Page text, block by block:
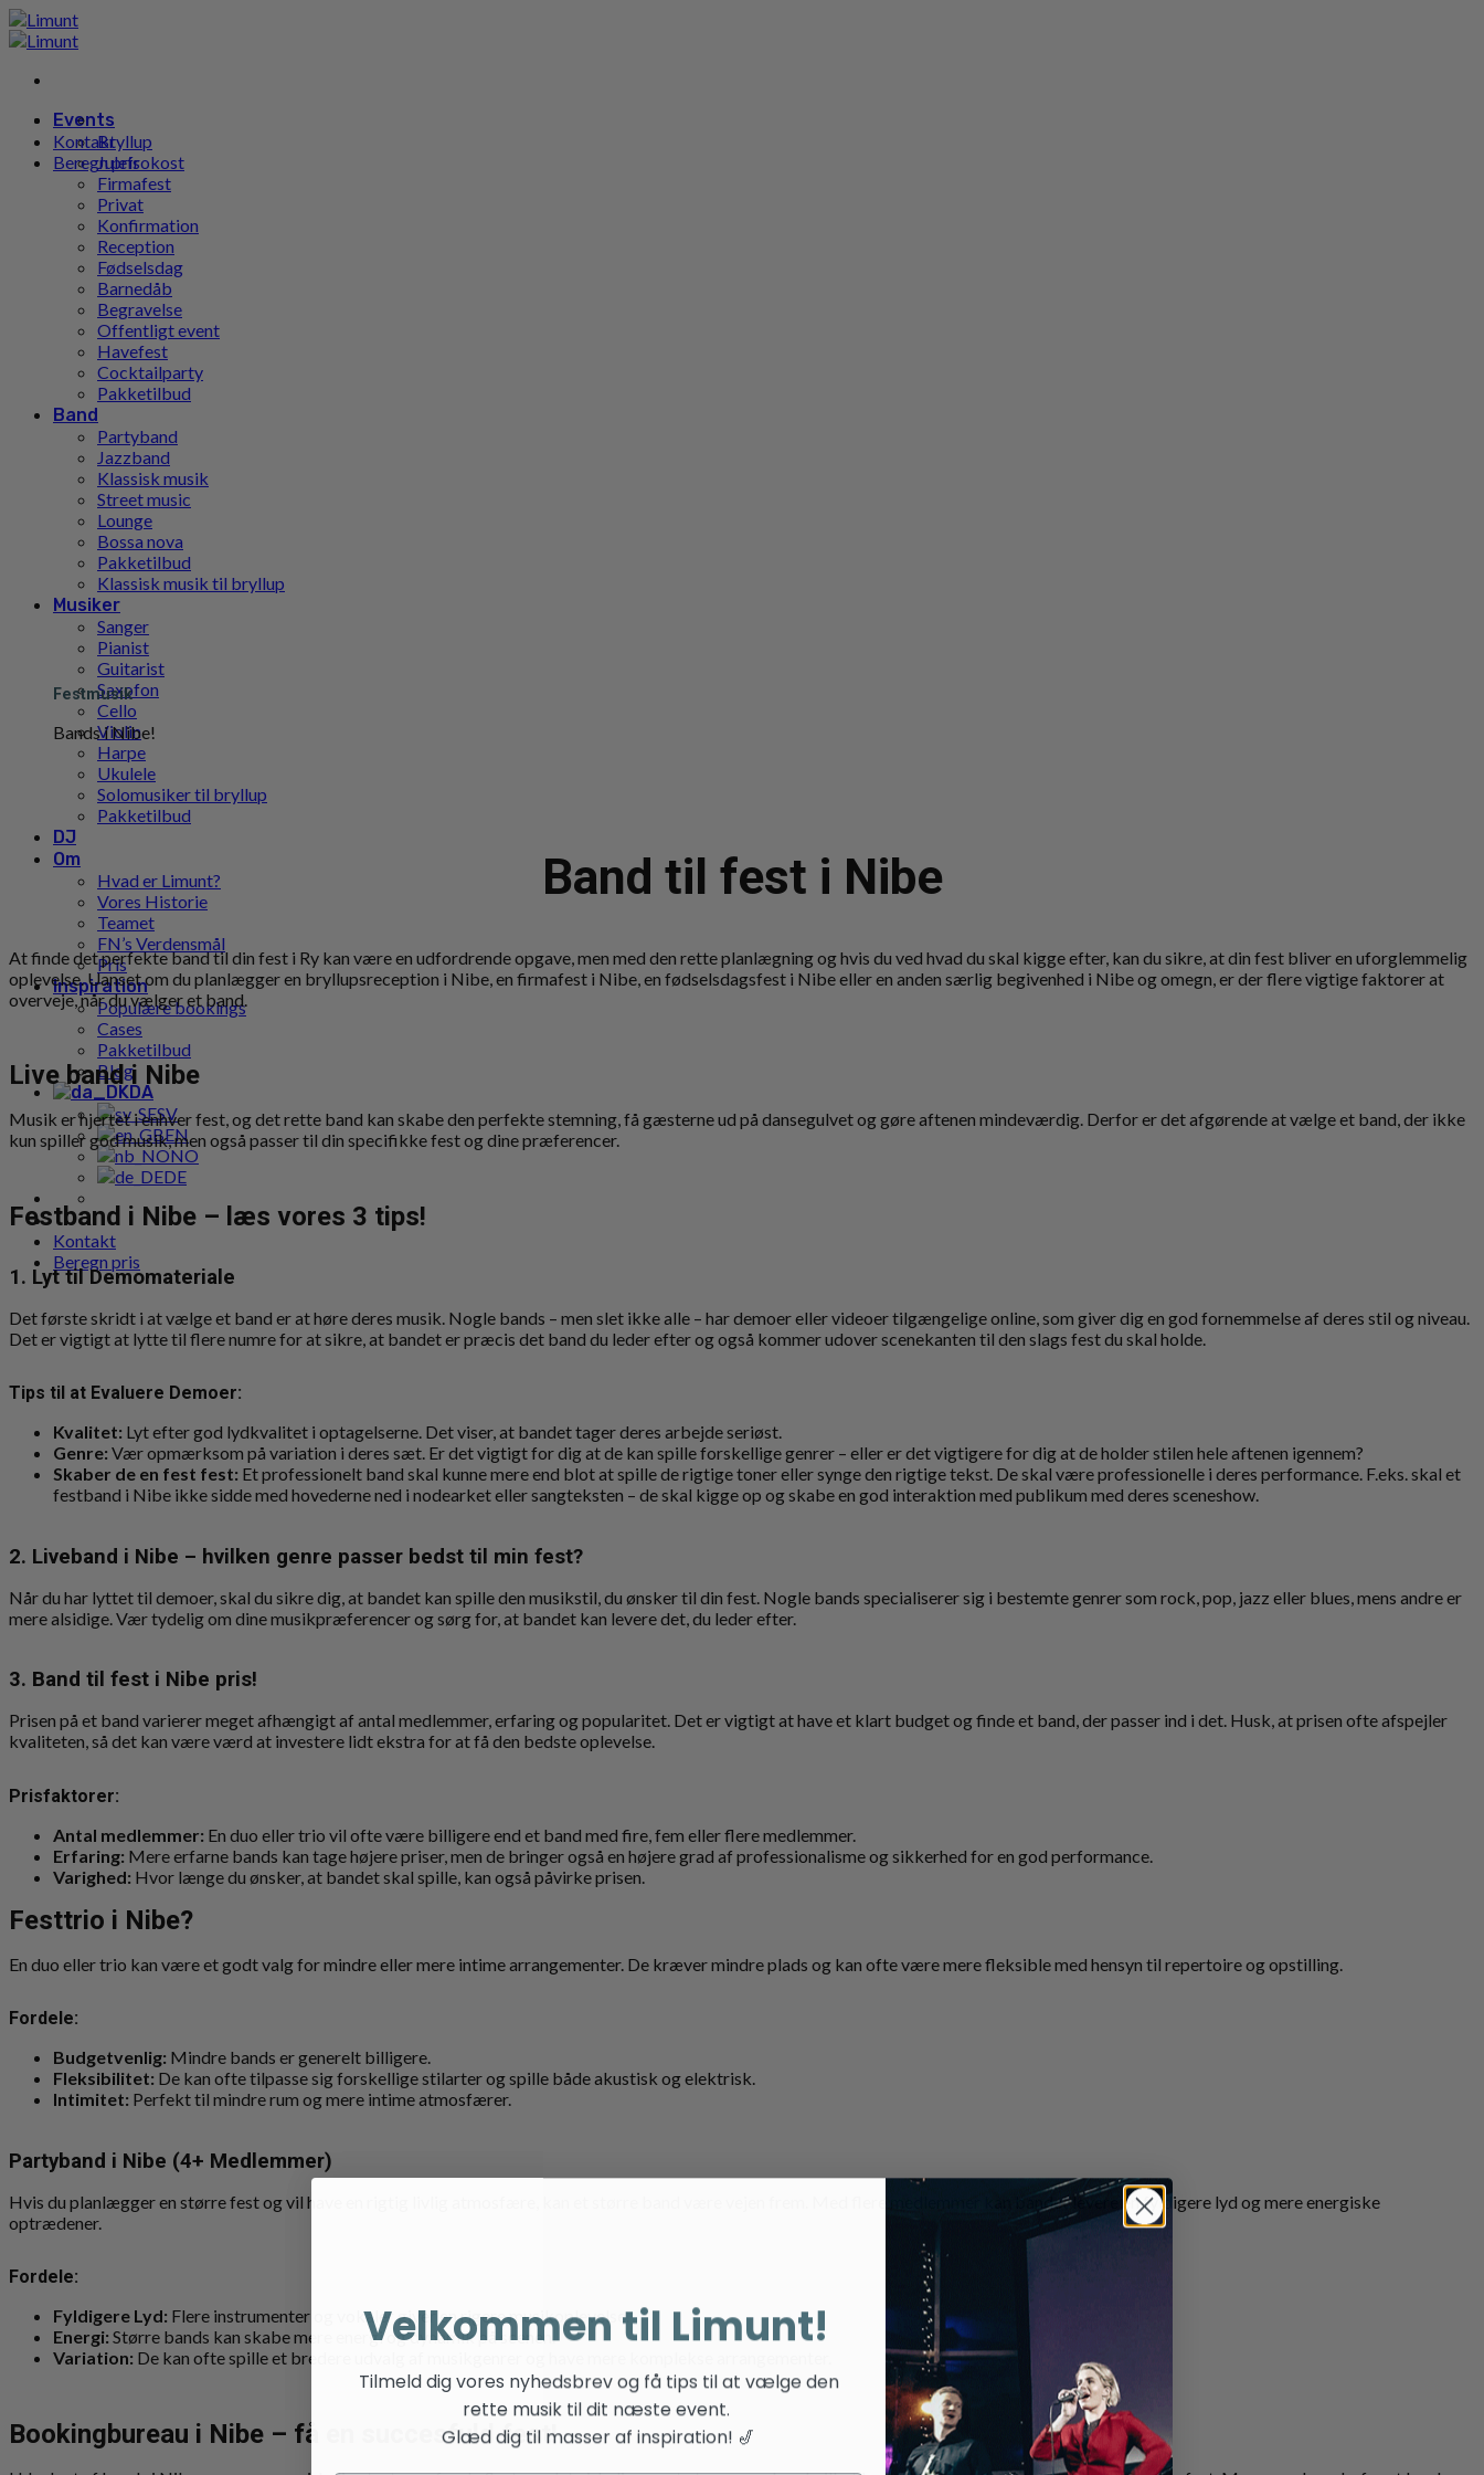
Gå
til
Events
Bryllup
Julefrokost
Firmafest
Privat
Konfirmation
Reception
Fødselsdag
Barnedåb
Begravelse
Offentligt event
Havefest
Cocktailparty
Pakketilbud
Band
Partyband
Jazzband
Klassisk musik
Street music
Lounge
Bossa nova
Pakketilbud
Klassisk musik til bryllup
Musiker
Sanger
Pianist
Guitarist
Saxofon
Cello
Violin
Harpe
Ukulele
Solomusiker til bryllup
Pakketilbud
DJ
Om
Hvad er Limunt?
Vores Historie
Teamet
FN’s Verdensmål
Pris
Inspiration
Populære bookings
Cases
Pakketilbud
Blog
DA
SV
EN
NO
DE
Kontakt
Beregn pris
Kontakt
Beregn pris
Festmusik
Bands i Nibe!
Band til fest i Nibe
At finde det perfekte band til din fest i Ry kan være en udfordrende opgave, men med den rette planlægning og hvis du ved hvad du skal kigge efter, kan du sikre, at din fest bliver en uforglemmelig
oplevelse. Uanset om du planlægger en bryllupsreception i Nibe, en firmafest i Nibe, en fødselsdagsfest i Nibe eller en anden særlig begivenhed i Nibe og omegn, er der flere vigtige faktorer at
overveje, når du vælger et band.
Live band i Nibe
Musik er hjertet i enhver fest, og det rette band kan skabe den perfekte stemning, få gæsterne ud på dansegulvet og gøre aftenen mindeværdig. Derfor er det afgørende at vælge et band, der ikke
kun spiller god musik, men også passer til din specifikke fest og dine præferencer.
Festband i Nibe – læs vores 3 tips!
1. Lyt til Demomateriale
Det første skridt i at vælge et band er at høre deres musik. Nogle bands – men slet ikke alle – har demoer eller videoer tilgængelige online, som giver dig en god fornemmelse af deres stil og niveau.
Det er vigtigt at lytte til flere numre for at sikre, at bandet er præcis det band du leder efter og også kommer udover scenekanten til den slags fest du skal holde.
Tips til at Evaluere Demoer:
Kvalitet: Lyt efter god lydkvalitet i optagelserne. Det viser, at bandet tager deres arbejde seriøst.
Genre: Vær opmærksom på variation i deres sæt. Er det vigtigt for dig at de kan spille forskellige genrer – eller er det vigtigere for dig at de holder stilen hele aftenen igennem?
Skaber de en fest fest: Et professionelt band skal kunne mere end blot at spille de rigtige toner eller synge den rigtige tekst. De skal være professionelle i deres performance. F.eks. skal et
festband i Nibe ikke sidde med hovederne ned i nodearket eller sangteksten – de skal kigge op og skabe en god interaktion med publikum med deres sceneshow.
2. Liveband i Nibe – hvilken genre passer bedst til min fest?
Når du har lyttet til demoer, skal du sikre dig, at bandet kan spille den musikstil, du ønsker til din fest. Nogle bands specialiserer sig i bestemte genrer som rock, pop, jazz eller blues, mens andre er
mere alsidige. Vær tydelig om dine musikpræferencer og sørg for, at bandet kan levere det, du leder efter.
3. Band til fest i Nibe pris!
Prisen på et band varierer meget afhængigt af antal medlemmer, erfaring og popularitet. Det er vigtigt at have et klart budget og finde et band, der passer ind i det. Husk, at prisen ofte afspejler
kvaliteten, så det kan være værd at investere lidt ekstra for at få den bedste oplevelse.
Prisfaktorer:
Antal medlemmer: En duo eller trio vil ofte være billigere end et band med fire, fem eller flere medlemmer.
Erfaring: Mere erfarne bands kan tage højere priser, men de bringer også en højere grad af professionalisme og sikkerhed for en god performance.
Varighed: Hvor længe du ønsker, at bandet skal spille, kan også påvirke prisen.
Festtrio i Nibe?
En duo eller trio kan være et godt valg for mindre eller mere intime arrangementer. De kræver mindre plads og kan ofte være mere fleksible med hensyn til repertoire og opstilling.
Fordele:
Budgetvenlig: Mindre bands er generelt billigere.
Fleksibilitet: De kan ofte tilpasse sig forskellige stilarter og spille både akustisk og elektrisk.
Intimitet: Perfekt til mindre rum og mere intime atmosfærer.
Partyband i Nibe (4+ Medlemmer)
Hvis du planlægger en større fest og vil have en rigtig livlig atmosfære, kan et større band være vejen frem. Med flere medlemmer kan bandet levere en fyldigere lyd og mere energiske
optrædener.
Fordele:
Fyldigere Lyd: Flere instrumenter og vokaler giver en rigere musikoplevelse.
Energi: Større bands kan skabe mere energi og dynamik på scenen.
Variation: De kan ofte spille et bredere udvalg af musikgenrer og have mere komplekse arrangementer.
Bookingbureau i Nibe – få en succesfuld fest!
Velkommen til Limunt!
Tilmeld dig vores nyhedsbrev og få tips til at vælge den
rette musik til dit næste event.
Glæd dig til masser af inspiration! 🎷